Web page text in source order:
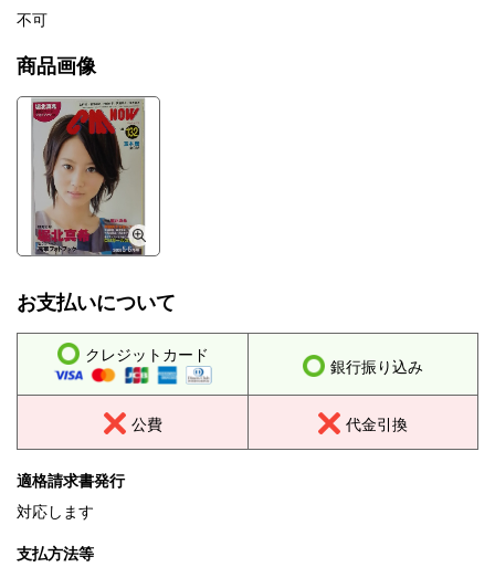
不可
商品画像
お支払いについて
クレジットカード
銀行振り込み
公費 代金引換
適格請求書発行
対応します
支払方法等